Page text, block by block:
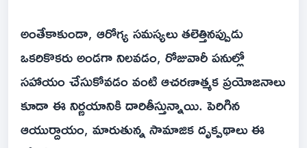
అంతేకాకుండా, ఆరోగ్య సమస్యలు తలెత్తినప్పుడు
ఒకరికొకరు అండగా నిలవడం, రోజువారీ పనుల్లో
సహాయం చేసుకోవడం వంటి ఆచరణాత్మక ప్రయోజనాలు
కూడా ఈ నిర్ణయానికి దారితీస్తున్నాయి. పెరిగిన
ఆయుర్దాయం, మారుతున్న సామాజిక దృక్పథాలు ఈ